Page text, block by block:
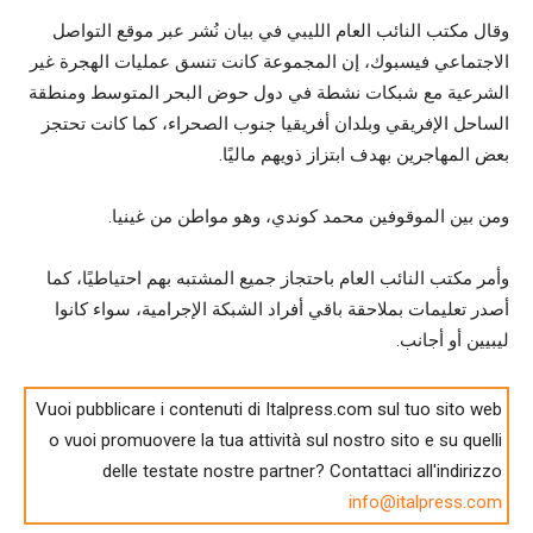
وقال مكتب النائب العام الليبي في بيان نُشر عبر موقع التواصل
الاجتماعي فيسبوك، إن المجموعة كانت تنسق عمليات الهجرة غير
الشرعية مع شبكات نشطة في دول حوض البحر المتوسط ومنطقة
الساحل الإفريقي وبلدان أفريقيا جنوب الصحراء، كما كانت تحتجز
بعض المهاجرين بهدف ابتزاز ذويهم ماليًا.
ومن بين الموقوفين محمد كوندي، وهو مواطن من غينيا.
وأمر مكتب النائب العام باحتجاز جميع المشتبه بهم احتياطيًا، كما
أصدر تعليمات بملاحقة باقي أفراد الشبكة الإجرامية، سواء كانوا
ليبيين أو أجانب.
Vuoi pubblicare i contenuti di Italpress.com sul tuo sito web
o vuoi promuovere la tua attività sul nostro sito e su quelli
delle testate nostre partner? Contattaci all'indirizzo
info@italpress.com